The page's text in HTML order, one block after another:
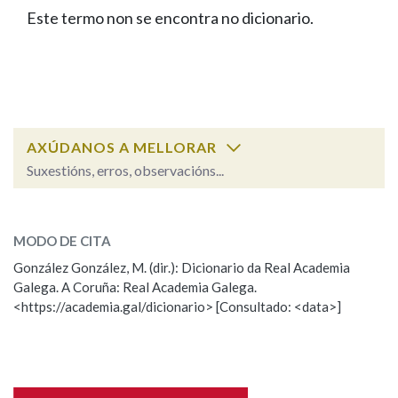
FIGURAS HOMENAXEADAS
PORTAL DAS PALABRAS
Facebook
TwitterYoutubeInstagram
Bluesky
BUSCAR NOS LEMAS
Remata por
BUSCAR NO CONTIDO
Nas definicións
Este termo non se encontra no dicionario.
AXÚDANOS A MELLORAR
Suxestións, erros, observacións...
Observación
Nome
MODO DE CITA
González González, M. (dir.): Dicionario da Real Academia
Galega. A Coruña: Real Academia Galega.
<https://academia.gal/dicionario> [Consultado: <data>]